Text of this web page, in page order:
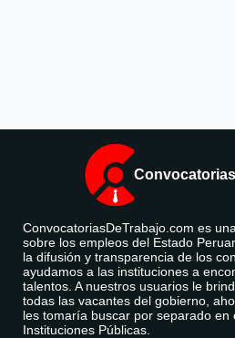
ConvocatoriasDeTrabajo.com es
sobre los empleos del Estado
la difusión y transparencia de los
ayudamos a las instituciones a
talentos. A nuestros usuarios le
todas las vacantes del gobierno,
les tomaría buscar por separado en
Instituciones Públicas.